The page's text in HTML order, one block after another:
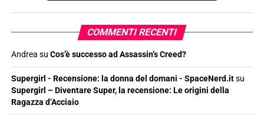
COMMENTI RECENTI
Andrea su Cos’è successo ad Assassin’s Creed?
Supergirl - Recensione: la donna del domani - SpaceNerd.itsu
Supergirl – Diventare Super, la recensione: Le origini della
Ragazza d’Acciaio